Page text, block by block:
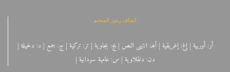
كشاف رموز المعجم
أر: أوربية | إغ: إغريقية | أهـ: انتهى النص | بج: بجاوية | تر: تركية | ج: جمع | د: دخيلة |
دن: دنقلاوية | س: عامية سودانية |